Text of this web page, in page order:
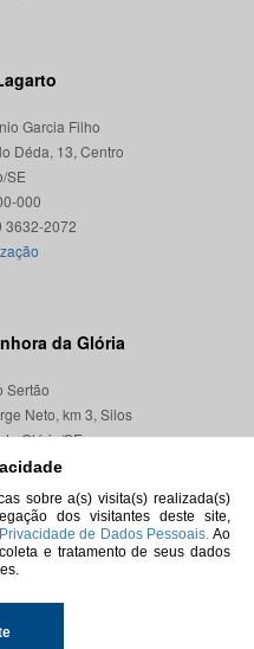
sobre a(s) visita(s) realizada(s)
dos visitantes deste site,
de Dados Pessoais. Ao
e tratamento de seus dados
Garcia Filho
Déda, 13, Centro
SE
000
da Glória
Sertão
Neto, km 3, Silos
Glória/SE
000
reservados.